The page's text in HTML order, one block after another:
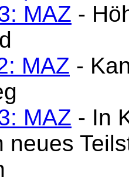
MAZ -
MAZ -
MAZ - In
neues